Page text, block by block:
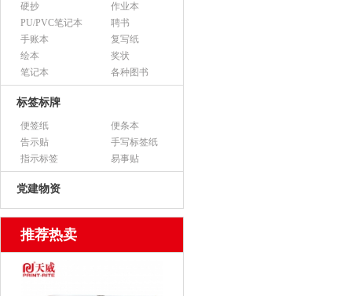
硬抄
作业本
PU/PVC笔记本
聘书
手账本
复写纸
绘本
奖状
笔记本
各种图书
标签标牌
便签纸
便条本
告示贴
手写标签纸
指示标签
易事贴
党建物资
推荐热卖